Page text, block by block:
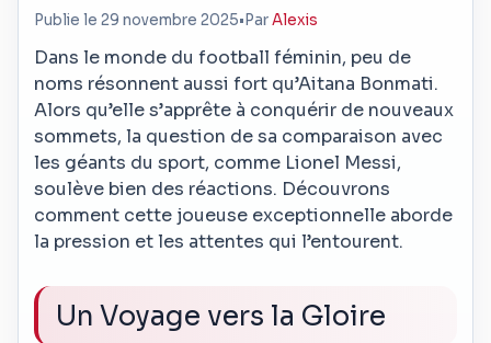
Publie le 29 novembre 2025• ParAlexis
Dans le monde du football féminin, peu de
noms résonnent aussi fort qu’Aitana Bonmati.
Alors qu’elle s’apprête à conquérir de nouveaux
sommets, la question de sa comparaison avec
les géants du sport, comme Lionel Messi,
soulève bien des réactions. Découvrons
comment cette joueuse exceptionnelle aborde
la pression et les attentes qui l’entourent.
Un Voyage vers la Gloire